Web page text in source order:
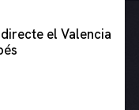
el Valencia